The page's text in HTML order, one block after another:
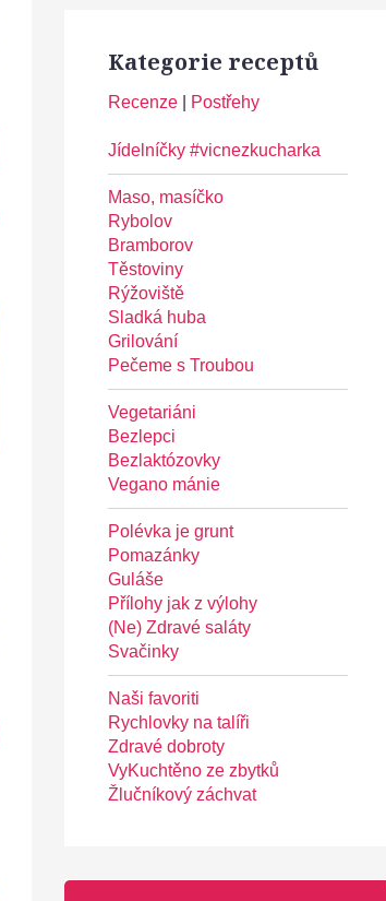
Kategorie receptů
Recenze Postřehy
Jídelníčky #vicnezkucharka
Maso, masíčko
Rybolov
Bramborov
Těstoviny
Rýžoviště
Sladká huba
Grilování
Pečeme s Troubou
Vegetariáni
Bezlepci
Bezlaktózovky
Vegano mánie
Polévka je grunt
Pomazánky
Guláše
Přílohy jak z výlohy
(Ne) Zdravé saláty
Svačinky
Naši favoriti
Rychlovky na talíři
Zdravé dobroty
VyKuchtěno ze zbytků
Žlučníkový záchvat